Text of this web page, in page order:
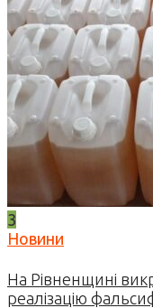
3
Новини
На Рівненщині
реалізацію